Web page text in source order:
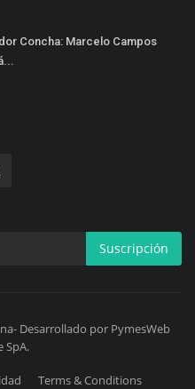
Concha: Marcelo Campos
Suscripción
Desarrollado por PymesWeb
SpA.
Terms & Conditions